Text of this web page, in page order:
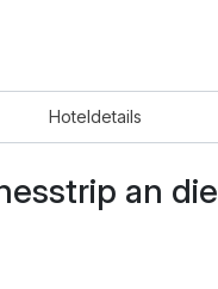
Hoteldetails
an die